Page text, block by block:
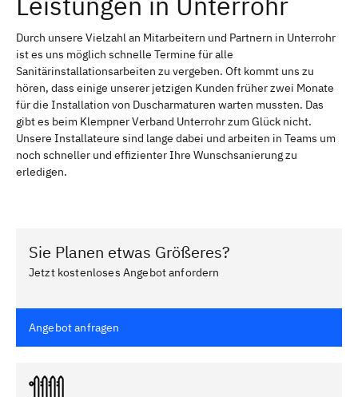
Durch unsere Vielzahl an Mitarbeitern und Partnern in Unterrohr
ist es uns möglich schnelle Termine für alle
Sanitärinstallationsarbeiten zu vergeben. Oft kommt uns zu
hören, dass einige unserer jetzigen Kunden früher zwei Monate
für die Installation von Duscharmaturen warten mussten. Das
gibt es beim Klempner Verband Unterrohr zum Glück nicht.
Unsere Installateure sind lange dabei und arbeiten in Teams um
noch schneller und effizienter Ihre Wunschsanierung zu
erledigen.
Sie Planen etwas Größeres?
Jetzt kostenloses Angebot anfordern
Angebot anfragen